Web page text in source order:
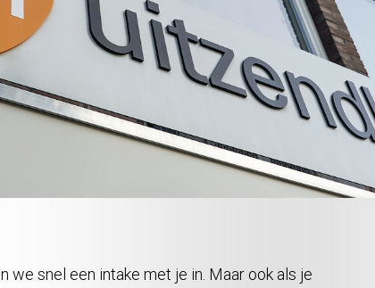
we snel een intake met je in. Maar ook als je